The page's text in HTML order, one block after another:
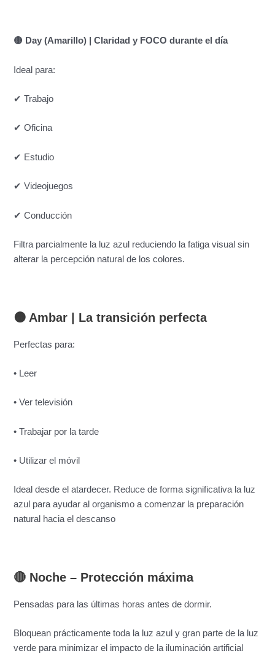
🟡 Day (Amarillo) | Claridad y FOCO durante el día
Ideal para:
✔ Trabajo
✔ Oficina
✔ Estudio
✔ Videojuegos
✔ Conducción
Filtra parcialmente la luz azul reduciendo la fatiga visual sin
alterar la percepción natural de los colores.
🟠 Ambar | La transición perfecta
Perfectas para:
• Leer
• Ver televisión
• Trabajar por la tarde
• Utilizar el móvil
Ideal desde el atardecer. Reduce de forma significativa la luz
azul para ayudar al organismo a comenzar la preparación
natural hacia el descanso
🔴 Noche – Protección máxima
Pensadas para las últimas horas antes de dormir.
Bloquean prácticamente toda la luz azul y gran parte de la luz
verde para minimizar el impacto de la iluminación artificial